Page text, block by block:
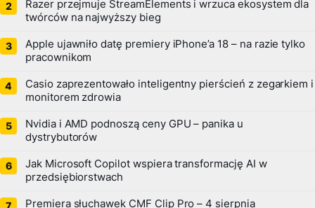
Razer przejmuje StreamElements i wrzuca ekosystem dla
twórców na najwyższy bieg
Apple ujawniło datę premiery iPhone’a 18 – na razie tylko
pracownikom
Casio zaprezentowało inteligentny pierścień z zegarkiem i
monitorem zdrowia
Nvidia i AMD podnoszą ceny GPU – panika u
dystrybutorów
Jak Microsoft Copilot wspiera transformację AI w
przedsiębiorstwach
Premiera słuchawek CMF Clip Pro – 4 sierpnia